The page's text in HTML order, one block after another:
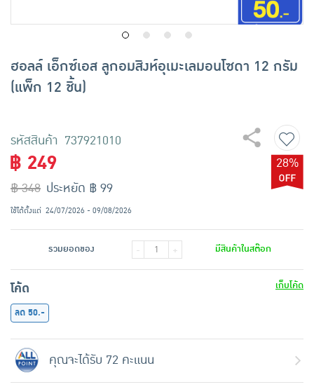
ฮอลล์ เอ็กซ์เอส ลูกอมสิงห์อุเมะเลมอนโซดา 12 กรัม
(แพ็ก 12 ชิ้น)
รหัสสินค้า 737921010
฿ 249
฿ 348
28%
ประหยัด ฿ 99
ใช้ได้ตั้งแต่ 24/07/2026 - 09/08/2026
รวมยอดของ - + มีสินค้าในสต๊อก
โค้ด
เก็บโค้ด
ลด 50.-
คุณจะได้รับ 72 คะแนน